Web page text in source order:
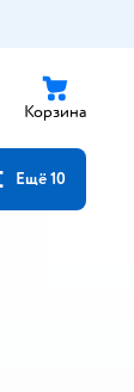
Корзина
Ещё 10